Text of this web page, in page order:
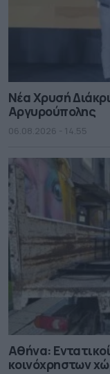
Νέα Χρυσή
Αργυρούπολης
06.08.2026 - 14.55
Αθήνα:
κοινόχρηστων